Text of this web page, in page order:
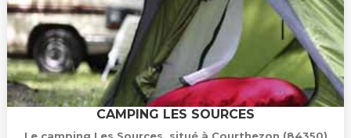
CAMPING LES SOURCES